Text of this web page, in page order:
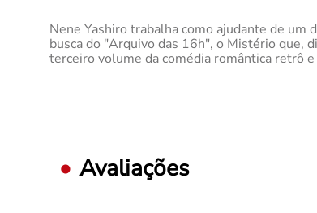
Nene Yashiro trabalha como ajudante de um
busca do "Arquivo das 16h", o Mistério que,
terceiro volume da comédia romântica retrô
Avaliações